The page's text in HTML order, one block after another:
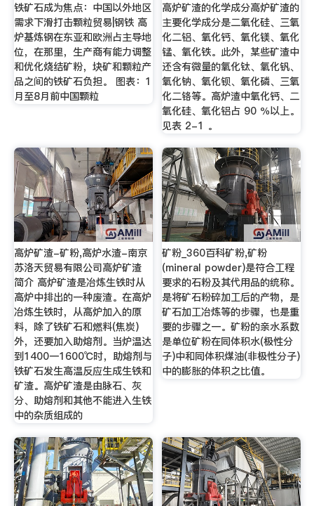
铁矿石成为焦点：中国以外地区
需求下滑打击颗粒贸易|钢铁 高
炉基炼钢在东亚和欧洲占主导地
位，在那里，生产商有能力调整
和优化烧结矿粉，块矿和颗粒产
品之间的铁矿石负担。 图表：1
月至8月前中国颗粒
高炉矿渣的化学成分高炉矿渣的
主要化学成分是二氧化硅、三氧
化二铝、氧化钙、氧化镁、氧化
锰、氧化铁。此外，某些矿渣中
还含有微量的氧化钛、氧化钒、
氧化钠、氧化钡、氧化磷、三氧
化二铬等。高炉渣中氧化钙、二
氧化硅、氧化铝占 90 ％以上。
见表 2-1 。
高炉矿渣-矿粉,高炉水渣-南京
苏洛天贸易有限公司高炉矿渣
简介 高炉矿渣是冶炼生铁时从
高炉中排出的一种废渣。在高炉
冶炼生铁时，从高炉加入的原
料，除了铁矿石和燃料(焦炭)
外，还要加入助熔剂。当炉温达
到1400一1600℃时，助熔剂与
铁矿石发生高温反应生成生铁和
矿渣。高炉矿渣是由脉石、灰
分、助熔剂和其他不能进入生铁
中的杂质组成的
矿粉_360百科矿粉,矿粉
(mineral powder)是符合工程
要求的石粉及其代用品的统称。
是将矿石粉碎加工后的产物，是
矿石加工冶炼等的步骤，也是重
要的步骤之一。矿粉的亲水系数
是单位矿粉在同体积水(极性分
子)中和同体积煤油(非极性分子)
中的膨胀的体积之比值。